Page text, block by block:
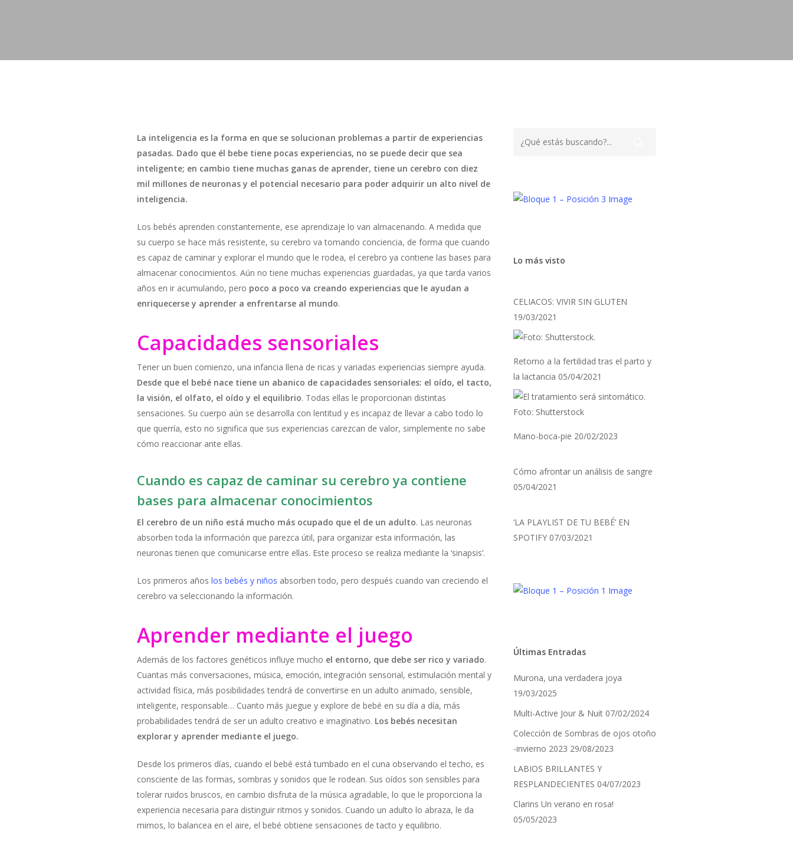
La inteligencia es la forma en que se solucionan problemas a partir de experiencias
pasadas. Dado que él bebe tiene pocas experiencias, no se puede decir que sea
inteligente; en cambio tiene muchas ganas de aprender, tiene un cerebro con diez
mil millones de neuronas y el potencial necesario para poder adquirir un alto nivel de
inteligencia.
Los bebés aprenden constantemente, ese aprendizaje lo van almacenando. A medida que
su cuerpo se hace más resistente, su cerebro va tomando conciencia, de forma que cuando
es capaz de caminar y explorar el mundo que le rodea, el cerebro ya contiene las bases para
almacenar conocimientos. Aún no tiene muchas experiencias guardadas, ya que tarda varios
años en ir acumulando, pero poco a poco va creando experiencias que le ayudan a
enriquecerse y aprender a enfrentarse al mundo.
Capacidades sensoriales
Tener un buen comienzo, una infancia llena de ricas y variadas experiencias siempre ayuda.
Desde que el bebé nace tiene un abanico de capacidades sensoriales: el oído, el tacto,
la visión, el olfato, el oído y el equilibrio. Todas ellas le proporcionan distintas
sensaciones. Su cuerpo aún se desarrolla con lentitud y es incapaz de llevar a cabo todo lo
que querría, esto no significa que sus experiencias carezcan de valor, simplemente no sabe
cómo reaccionar ante ellas.
Cuando es capaz de caminar su cerebro ya contiene
bases para almacenar conocimientos
El cerebro de un niño está mucho más ocupado que el de un adulto. Las neuronas
absorben toda la información que parezca útil, para organizar esta información, las
neuronas tienen que comunicarse entre ellas. Este proceso se realiza mediante la ‘sinapsis’.
Los primeros años los bebés y niños absorben todo, pero después cuando van creciendo el
cerebro va seleccionando la información.
Aprender mediante el juego
Además de los factores genéticos influye mucho el entorno, que debe ser rico y variado.
Cuantas más conversaciones, música, emoción, integración sensorial, estimulación mental y
actividad física, más posibilidades tendrá de convertirse en un adulto animado, sensible,
inteligente, responsable… Cuanto más juegue y explore de bebé en su día a día, más
probabilidades tendrá de ser un adulto creativo e imaginativo. Los bebés necesitan
explorar y aprender mediante el juego.
Desde los primeros días, cuando el bebé está tumbado en el cuna observando el techo, es
consciente de las formas, sombras y sonidos que le rodean. Sus oídos son sensibles para
tolerar ruidos bruscos, en cambio disfruta de la música agradable, lo que le proporciona la
experiencia necesaria para distinguir ritmos y sonidos. Cuando un adulto lo abraza, le da
mimos, lo balancea en el aire, el bebé obtiene sensaciones de tacto y equilibrio.
Lo más visto
CELIACOS: VIVIR SIN GLUTEN
19/03/2021
Retorno a la fertilidad tras el parto y
la lactancia 05/04/2021
Mano-boca-pie 20/02/2023
Cómo afrontar un análisis de sangre
05/04/2021
‘LA PLAYLIST DE TU BEBÉ’ EN
SPOTIFY 07/03/2021
Últimas Entradas
Murona, una verdadera joya
19/03/2025
Multi-Active Jour & Nuit 07/02/2024
Colección de Sombras de ojos otoño
-invierno 2023 29/08/2023
LABIOS BRILLANTES Y
RESPLANDECIENTES 04/07/2023
Clarins Un verano en rosa!
05/05/2023